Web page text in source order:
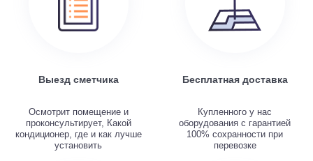
Выезд сметчика
Осмотрит помещение и
проконсультирует, Какой
кондиционер, где и как лучше
установить
Бесплатная доставка
Купленного у нас
оборудования с гарантией
100% сохранности при
перевозке